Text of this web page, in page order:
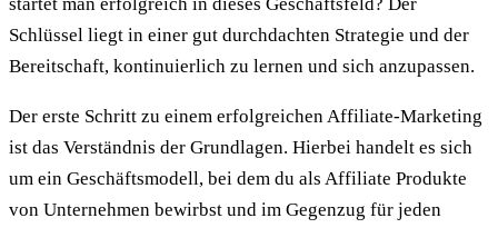
Schlüssel liegt in einer gut durchdachten Strategie und der
Bereitschaft, kontinuierlich zu lernen und sich anzupassen.
Der erste Schritt zu einem erfolgreichen Affiliate-Marketing
ist das Verständnis der Grundlagen. Hierbei handelt es sich
um ein Geschäftsmodell, bei dem du als Affiliate Produkte
von Unternehmen bewirbst und im Gegenzug für jeden